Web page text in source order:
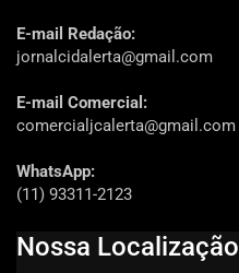
E-mail Redação:
jornalcidalerta@gmail.com
E-mail Comercial:
comercialjcalerta@gmail.com
WhatsApp:
(11) 93311-2123
Nossa Localização